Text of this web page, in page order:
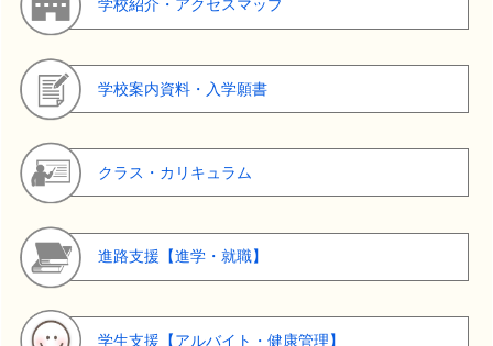
学校紹介・アクセスマップ
学校案内資料・入学願書
クラス・カリキュラム
進路支援【進学・就職】
学生支援【アルバイト・健康管理】